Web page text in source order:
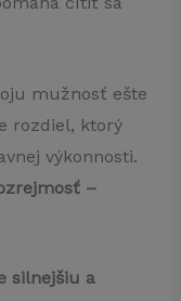
mužnosť ešte
rozdiel, ktorý
výkonnosti.
–
silnejšiu a